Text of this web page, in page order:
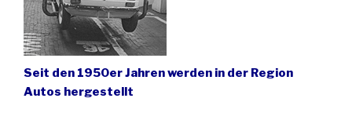
Seit den 1950er Jahren werden in der Region
Autos hergestellt